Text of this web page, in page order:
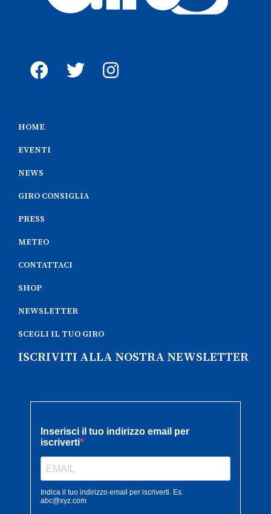
HOME
EVENTI
NEWS
GIRO CONSIGLIA
PRESS
METEO
CONTATTACI
SHOP
NEWSLETTER
SCEGLI IL TUO GIRO
ISCRIVITI ALLA NOSTRA NEWSLETTER